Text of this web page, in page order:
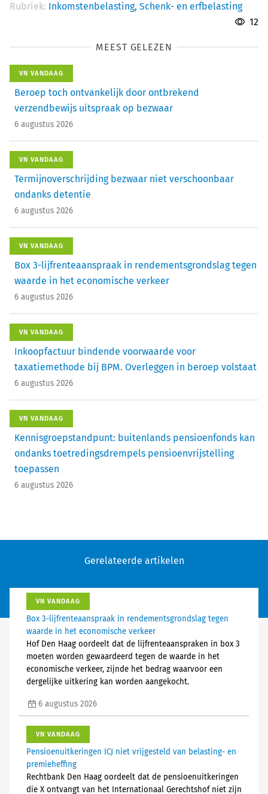
Rubriek: Inkomstenbelasting, Schenk- en erfbelasting
12
MEEST GELEZEN
VN VANDAAG
Beroep toch ontvankelijk door ontbrekend
verzendbewijs uitspraak op bezwaar
6 augustus 2026
VN VANDAAG
Termijnoverschrijding bezwaar niet verschoonbaar
ondanks detentie
6 augustus 2026
VN VANDAAG
Box 3-lijfrenteaanspraak in rendementsgrondslag tegen
waarde in het economische verkeer
6 augustus 2026
VN VANDAAG
Inkoopfactuur bindende voorwaarde voor
taxatiemethode bij BPM. Overleggen in beroep volstaat
6 augustus 2026
VN VANDAAG
Kennisgroepstandpunt: buitenlands pensioenfonds kan
ondanks toetredingsdrempels pensioenvrijstelling
toepassen
6 augustus 2026
Gerelateerde artikelen
VN VANDAAG
Box 3-lijfrenteaanspraak in rendementsgrondslag tegen
waarde in het economische verkeer
Hof Den Haag oordeelt dat de lijfrenteaanspraken in box 3
moeten worden gewaardeerd tegen de waarde in het
economische verkeer, zijnde het bedrag waarvoor een
dergelijke uitkering kan worden aangekocht.
6 augustus 2026
VN VANDAAG
Pensioenuitkeringen ICJ niet vrijgesteld van belasting- en
premieheffing
Rechtbank Den Haag oordeelt dat de pensioenuitkeringen
die X ontvangt van het Internationaal Gerechtshof niet zijn